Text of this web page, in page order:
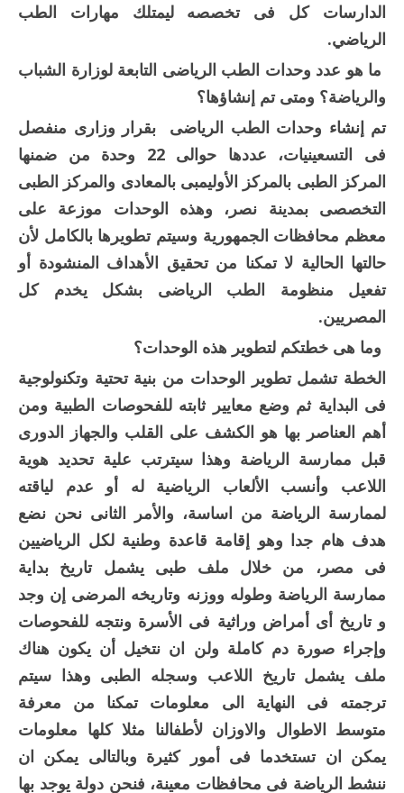
الدارسات كل فى تخصصه ليمتلك مهارات الطب
الرياضي.
ما هو عدد وحدات الطب الرياضى التابعة لوزارة الشباب
والرياضة؟ ومتى تم إنشاؤها؟
تم إنشاء وحدات الطب الرياضى بقرار وزارى منفصل
فى التسعينيات، عددها حوالى 22 وحدة من ضمنها
المركز الطبى بالمركز الأوليمبى بالمعادى والمركز الطبى
التخصصى بمدينة نصر، وهذه الوحدات موزعة على
معظم محافظات الجمهورية وسيتم تطويرها بالكامل لأن
حالتها الحالية لا تمكنا من تحقيق الأهداف المنشودة أو
تفعيل منظومة الطب الرياضى بشكل يخدم كل
المصريين.
وما هى خطتكم لتطوير هذه الوحدات؟
الخطة تشمل تطوير الوحدات من بنية تحتية وتكنولوجية
فى البداية ثم وضع معايير ثابته للفحوصات الطبية ومن
أهم العناصر بها هو الكشف على القلب والجهاز الدورى
قبل ممارسة الرياضة وهذا سيترتب علية تحديد هوية
اللاعب وأنسب الألعاب الرياضية له أو عدم لياقته
لممارسة الرياضة من اساسة، والأمر الثانى نحن نضع
هدف هام جدا وهو إقامة قاعدة وطنية لكل الرياضيين
فى مصر، من خلال ملف طبى يشمل تاريخ بداية
ممارسة الرياضة وطوله ووزنه وتاريخه المرضى إن وجد
و تاريخ أى أمراض وراثية فى الأسرة ونتجه للفحوصات
وإجراء صورة دم كاملة ولن ان نتخيل أن يكون هناك
ملف يشمل تاريخ اللاعب وسجله الطبى وهذا سيتم
ترجمته فى النهاية الى معلومات تمكنا من معرفة
متوسط الاطوال والاوزان لأطفالنا مثلا كلها معلومات
يمكن ان تستخدما فى أمور كثيرة وبالتالى يمكن ان
ننشط الرياضة فى محافظات معينة، فنحن دولة يوجد بها